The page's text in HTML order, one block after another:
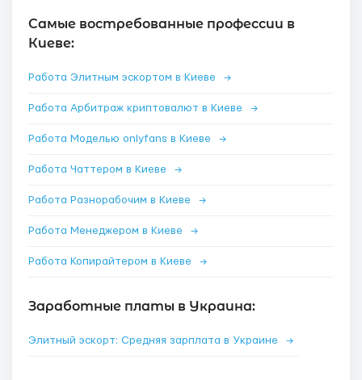
Самые востребованные профессии в
Киеве:
Работа Элитным эскортом в Киеве →
Работа Арбитраж криптовалют в Киеве →
Работа Моделью onlyfans в Киеве →
Работа Чаттером в Киеве →
Работа Разнорабочим в Киеве →
Работа Менеджером в Киеве →
Работа Копирайтером в Киеве →
Заработные платы в Украина:
Элитный эскорт: Средняя зарплата в Украине →